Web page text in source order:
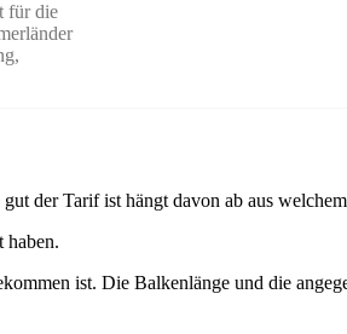
für die
der Tarif ist hängt davon ab aus
haben.
ist. Die Balkenlänge und die